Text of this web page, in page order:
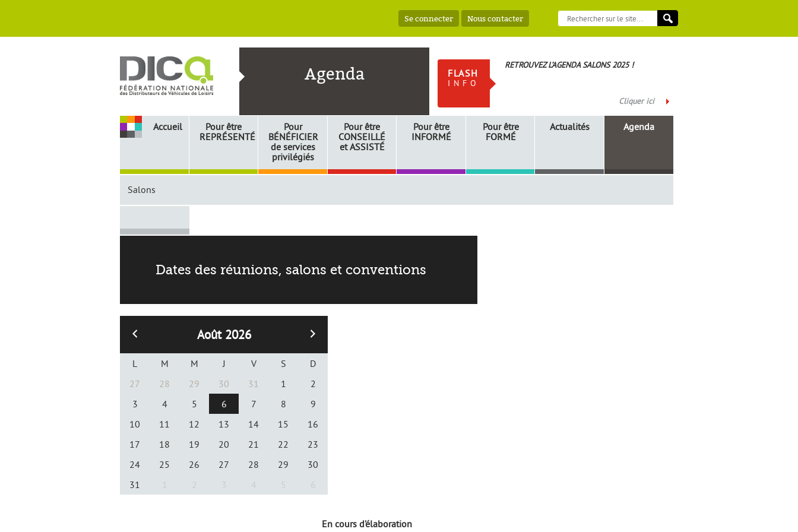
Se connecter Nous contacter
Agenda FLASH
INFO
RETROUVEZ L’AGENDA SALONS 2025 !
Cliquer ici
Accueil
Pour être
REPRÉSENTÉ
Pour
BÉNÉFICIER
de services
privilégiés
Pour être
CONSEILLÉ
etASSISTÉ
Pour être
INFORMÉ
Pour être
FORMÉ
Actualités Agenda
Salons
Informations
pratiques
Dates des réunions, salons et conventions
Août 2026
L M M J V S
D
27
28 29 30 31 1
2
3
4 5 6 7 8
9
10
11 12 13 14 15
16
17
18 19 20 21 22
23
24
25 26 27 28 29
30
31
1 2 3 4 5 6
En cours d’élaboration